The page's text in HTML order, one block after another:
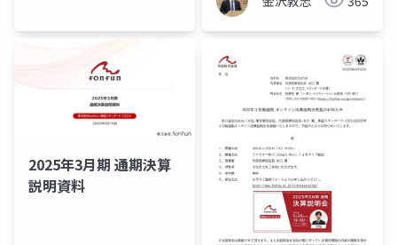
2025年3月期 通期決算
説明資料